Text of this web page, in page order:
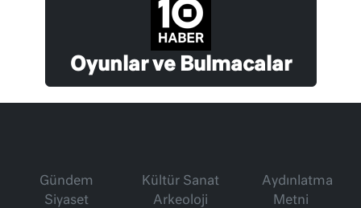
Oyunlar ve Bulmacalar
Gündem
Siyaset
Kültür Sanat
Arkeoloji
Aydınlatma
Metni